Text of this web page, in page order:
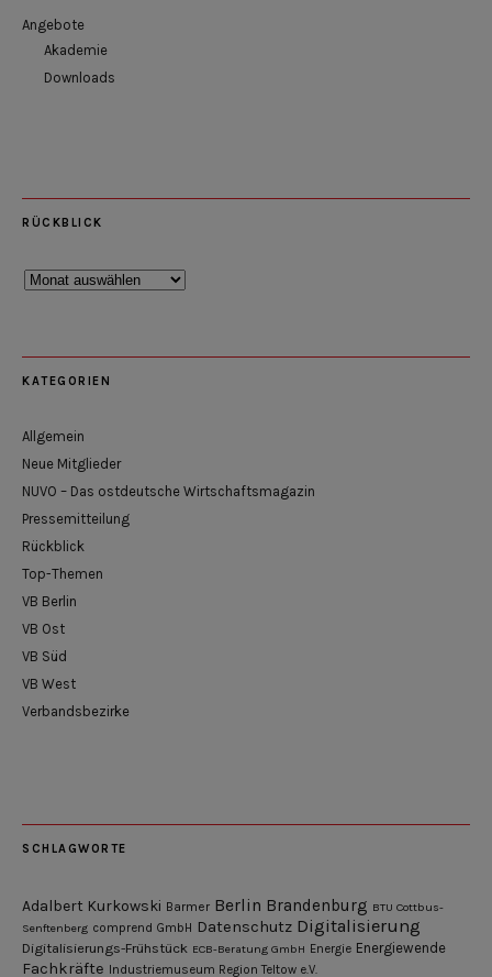
Angebote
Akademie
Downloads
RÜCKBLICK
Rückblick
KATEGORIEN
Allgemein
Neue Mitglieder
NUVO – Das ostdeutsche Wirtschaftsmagazin
Pressemitteilung
Rückblick
Top-Themen
VB Berlin
VB Ost
VB Süd
VB West
Verbandsbezirke
SCHLAGWORTE
Adalbert Kurkowski Barmer Berlin Brandenburg BTU Cottbus-
Senftenberg comprend GmbH Datenschutz Digitalisierung
Digitalisierungs-Frühstück ECB-Beratung GmbH Energie Energiewende
Fachkräfte Industriemuseum Region Teltow e.V.